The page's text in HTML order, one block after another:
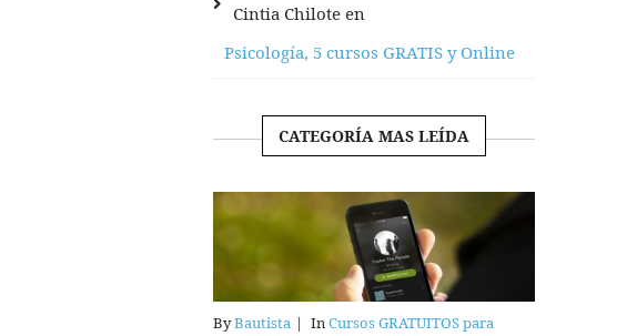
Cintia Chilote en
Psicología, 5 cursos GRATIS y Online
CATEGORÍA MAS LEÍDA
ByBautista | InCursos GRATUITOS para